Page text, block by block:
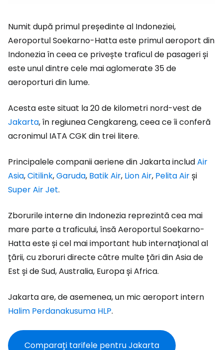
Numit după primul președinte al Indoneziei,
Aeroportul Soekarno-Hatta este primul aeroport din
Indonezia în ceea ce privește traficul de pasageri și
este unul dintre cele mai aglomerate 35 de
aeroporturi din lume.
Acesta este situat la 20 de kilometri nord-vest de
Jakarta, în regiunea Cengkareng, ceea ce îi conferă
acronimul IATA CGK din trei litere.
Principalele companii aeriene din Jakarta includAir
Asia,Citilink,Garuda, Batik Air, Lion Air, Pelita Airși
Super Air Jet.
Zborurile interne din Indonezia reprezintă cea mai
mare parte a traficului, însă Aeroportul Soekarno-
Hatta este și cel mai important hub internațional al
țării, cu zboruri directe către multe țări din Asia de
Est și de Sud, Australia, Europa și Africa.
Jakarta are, de asemenea, un mic aeroport intern
Halim Perdanakusuma HLP.
Comparați tarifele pentru Jakarta